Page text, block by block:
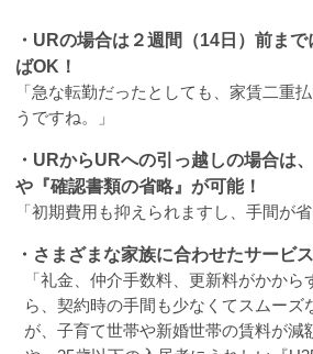
・URの場合は２週間（14日）前ま
ばOK！
「急な転勤だったとしても、家賃二重
うですね。」
・URからURへの引っ越しの場合は
や『確認書類の省略』が可能！
「初期費用も抑えられますし、手間が
・さまざまな家族に合わせたサービ
「礼金、仲介手数料、更新料がかか
ら、契約時の手間も少なくてスムーズ
が、子育て世帯や新婚世帯の賃料が減